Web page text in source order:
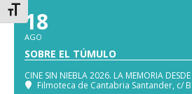
Alternar tamaño de letra
18
AGO
SOBRE EL TÚMULO
CINE SIN NIEBLA 2026. LA MEMORIA
Filmoteca de Cantabria Santander, c/